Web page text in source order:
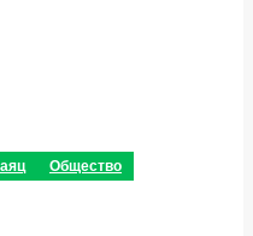
Общество